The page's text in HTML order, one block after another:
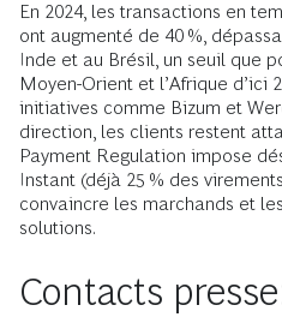
En 2024, les transactions en
ont augmenté de 40 %,
Inde et au Brésil, un seuil que
Moyen-Orient et l’Afrique d’ici
initiatives comme Bizum et
direction, les clients restent
Payment Regulation impose
Instant (déjà 25 % des
convaincre les marchands et
solutions.
Contacts